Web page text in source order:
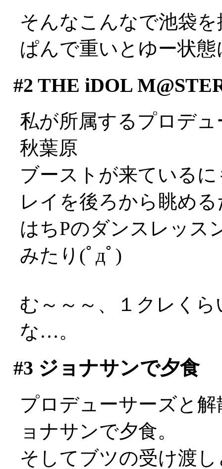
そんなこんなで池袋
ぱんで重いとゆー状
#2 THE iDOL
私が所属するプロデュ
秋葉原
ブーストが来ている
レイを後ろから眺め
はちPのダンスレッス
みたり(ﾟдﾟ)
む～～～、１クレく
な…。
#3 ジョナサンで夕食
プロデューサーズと
ョナサンで夕食。
そしてブツの受け渡